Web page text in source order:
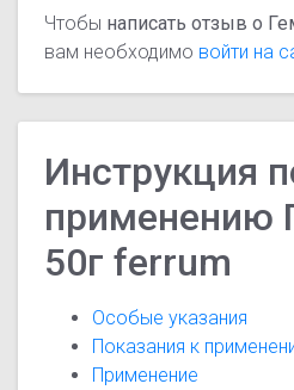
Чтобы написать отзыв о
вам необходимо войти на
Инструкция
применению
50г ferrum
Особые указания
Показания к
Применение